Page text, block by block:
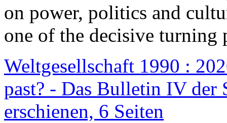
on power, politics and
one of the decisive turning
Weltgesellschaft 1990 :
past? - Das Bulletin IV der
erschienen, 6 Seiten